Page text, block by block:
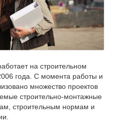
на строительном
года. С момента работы и
множество проектов
строительно-монтажные
строительным нормам и